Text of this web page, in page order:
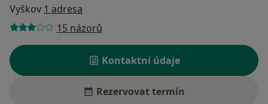
Vyškov 1 adresa
15 názorů
Kontaktní údaje
Rezervovat termín